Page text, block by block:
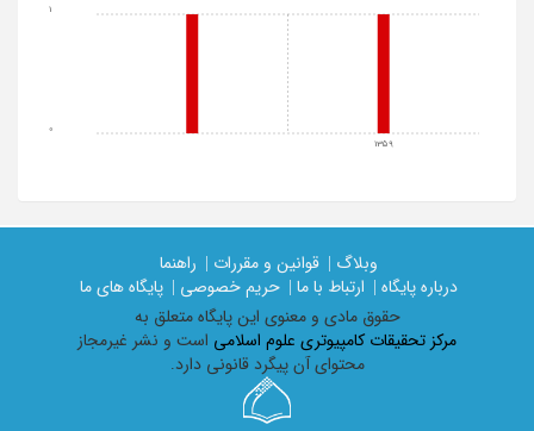
1359
0
1
وبلاگ | قوانین و مقررات |
راهنما
درباره پایگاه |
ارتباط با ما | حریم خصوصی |
پایگاه های ما
حقوق مادی و معنوی اين پايگاه متعلق به
مرکز تحقیقات کامپیوتری علوم اسلامی است و نشر غیرمجاز
محتوای آن پیگرد قانونی دارد.